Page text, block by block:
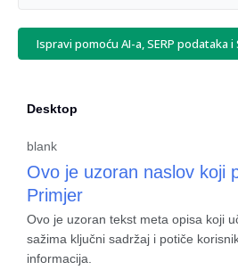
Ispravi pomoću AI-a, SERP podataka
Desktop
blank
Ovo je uzoran naslov koji
Primjer
Ovo je uzoran tekst meta opisa koji
sažima ključni sadržaj i potiče
informacija.